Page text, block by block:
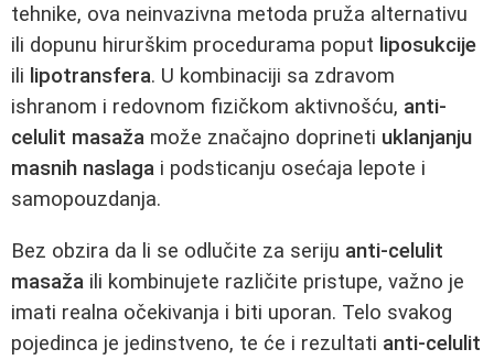
tehnike, ova neinvazivna metoda pruža alternativu
ili dopunu hirurškim procedurama poput liposukcije
ili lipotransfera. U kombinaciji sa zdravom
ishranom i redovnom fizičkom aktivnošću, anti-
celulit masaža može značajno doprineti uklanjanju
masnih naslaga i podsticanju osećaja lepote i
samopouzdanja.
Bez obzira da li se odlučite za seriju anti-celulit
masaža ili kombinujete različite pristupe, važno je
imati realna očekivanja i biti uporan. Telo svakog
pojedinca je jedinstveno, te će i rezultati anti-celulit